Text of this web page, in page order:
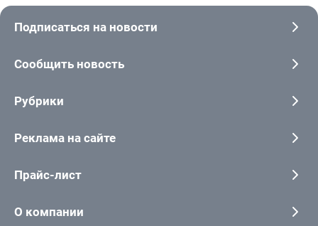
Подписаться на новости
Сообщить новость
Рубрики
Реклама на сайте
Прайс-лист
О компании